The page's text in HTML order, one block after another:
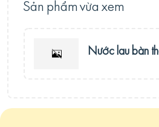
Sản phẩm vừa xem
Nước lau bàn